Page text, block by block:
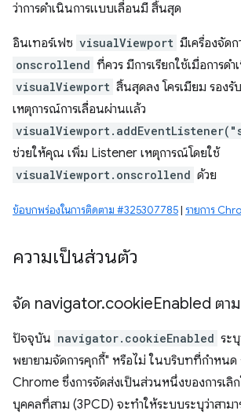
ว่าการดำเนินการแบบเลื่อนมี สิ้นสุด
อินเทอร์เฟซ visualViewport มีเครื่องจัด
onscrollend ที่ควร มีการเรียกใช้เมื่อการด
visualViewport สิ้นสุดลง โครเมียม รองรั
เหตุการณ์การเลื่อนผ่านแล้ว
ช่วยให้คุณ เพิ่ม Listener เหตุการณ์โดยใช้
visualViewport.onscrollend ด้วย
ข้อบกพร่องในการติดตาม #325307785| รายการ
ความเป็นส่วนตัว
จัด navigator.cookieEnabled ตา
ปัจจุบัน navigator.cookieEnabled ระ
พยายามจัดการคุกกี้" หรือไม่ ในบริบทที่กำหนด
Chrome ซึ่งการจัดส่งเป็นส่วนหนึ่งของการเลิ
บุคคลที่สาม (3PCD) จะทําให้ระบบระบุว่าสาม